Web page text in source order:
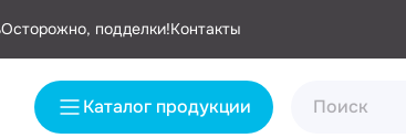
Осторожно, подделки!Контакты
Каталог продукции